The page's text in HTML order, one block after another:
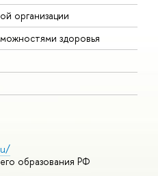
организации
здоровья
образования РФ